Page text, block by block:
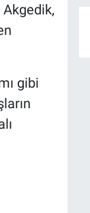
Akgedik,
gibi